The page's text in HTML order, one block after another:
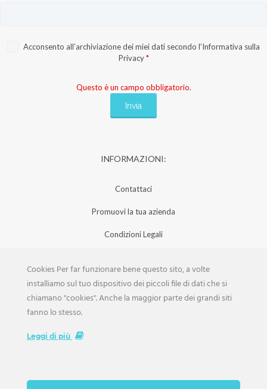
Acconsento all’archiviazione dei miei dati secondo l’Informativa sulla
Privacy *
Questo è un campo obbligatorio.
INFORMAZIONI:
Contattaci
Promuovi la tua azienda
Condizioni Legali
Iscrizione Aziende
Scarica la Rivista
Cookies Per far funzionare bene questo sito, a volte
installiamo sul tuo dispositivo dei piccoli file di dati che si
chiamano "cookies". Anche la maggior parte dei grandi siti
fanno lo stesso.
Leggi di più